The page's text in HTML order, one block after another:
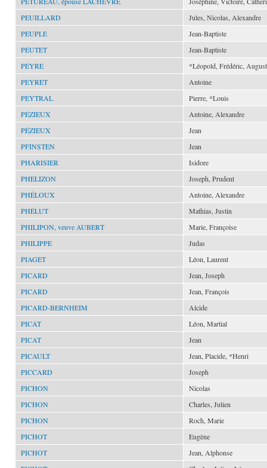
PEUILLARD
Jules, Nicolas, Alexandre
PEUPLE
Jean-Baptiste
PEUTET
Jean-Baptiste
PEYRE
*Léopold, Frédéric,
PEYRET
Antoine
PEYTRAL
Pierre, *Louis
PÉZIEUX
Antoine, Alexandre
PÉZIEUX
Jean
PFINSTEN
Jean
PHARISIER
Isidore
PHELIZON
Joseph, Prudent
PHÉLOUX
Antoine, Alexandre
PHÉLUT
Mathias, Justin
PHILIPON, veuve AUBERT
Marie, Françoise
PHILIPPE
Judas
PIAGET
Léon, Laurent
PICARD
Jean, Joseph
PICARD
Jean, François
PICARD-BERNHEIM
Alcide
PICAT
Léon, Martial
PICAT
Jean
PICAULT
Jean, Placide, *Henri
PICCARD
Joseph
PICHON
Nicolas
PICHON
Charles, Julien
PICHON
Roch, Marie
PICHOT
Eugène
PICHOT
Jean, Alphonse